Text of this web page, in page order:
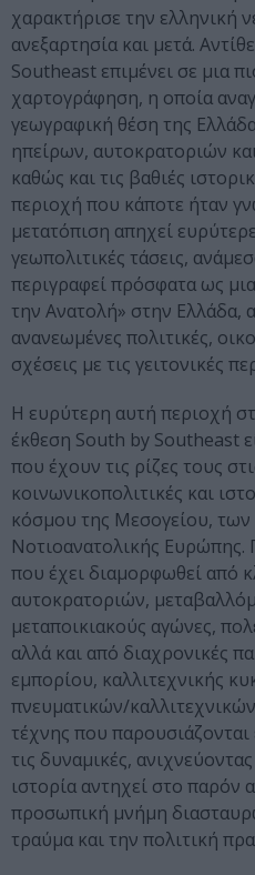
χαρακτήρισε την ελληνική
ανεξαρτησία και μετά.
Southeast επιμένει σε μια
χαρτογράφηση, η οποία
γεωγραφική θέση της
ηπείρων, αυτοκρατοριών
καθώς και τις βαθιές
περιοχή που κάποτε ήταν
μετατόπιση απηχεί
γεωπολιτικές τάσεις,
περιγραφεί πρόσφατα ως
την Ανατολή» στην Ελλάδα,
ανανεωμένες πολιτικές,
σχέσεις με τις γειτονικές
Η ευρύτερη αυτή περιοχή
έκθεση South by Southeast
που έχουν τις ρίζες τους
κοινωνικοπολιτικές και
κόσμου της Μεσογείου, των
Νοτιοανατολικής Ευρώπης.
που έχει διαμορφωθεί από
αυτοκρατοριών,
μεταποικιακούς αγώνες,
αλλά και από διαχρονικές
εμπορίου, καλλιτεχνικής
πνευματικών/
τέχνης που
τις δυναμικές,
ιστορία αντηχεί στο παρόν
προσωπική μνήμη
τραύμα και την πολιτική